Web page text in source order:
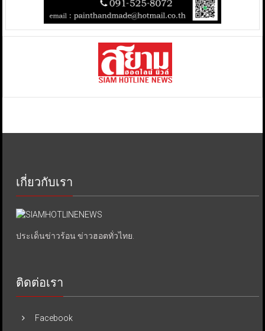
เกี่ยวกับเรา
ประเด็นข่าวร้อน ข่าวฮอตทั่วไทย.
ติดต่อเรา
Facebook